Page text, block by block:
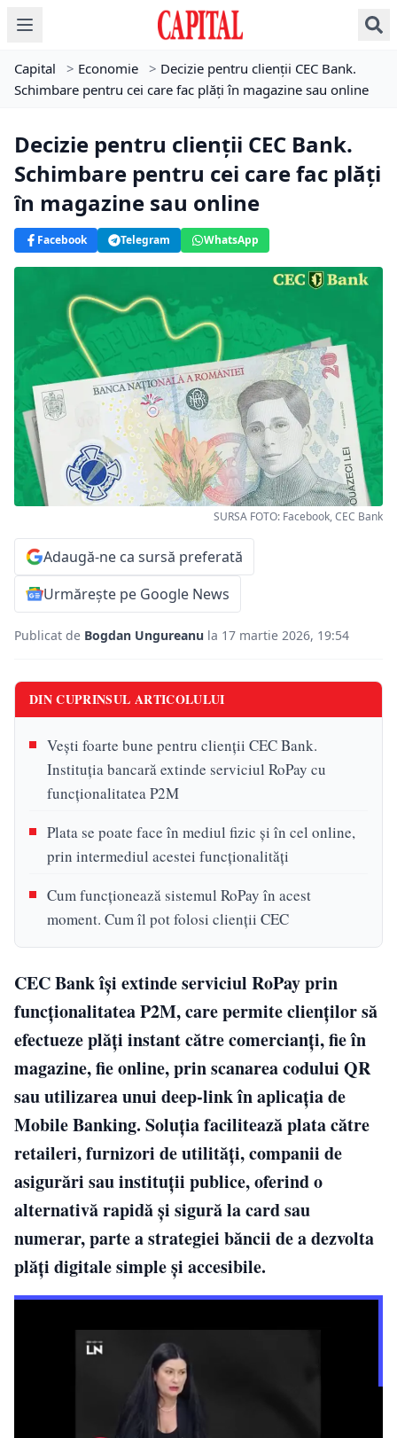
Capital > Economie > Decizie pentru clienții CEC Bank.
Schimbare pentru cei care fac plăți în magazine sau online
Decizie pentru clienții CEC Bank.
Schimbare pentru cei care fac plăți
în magazine sau online
Facebook Telegram WhatsApp
SURSA FOTO: Facebook, CEC Bank
Adaugă-ne ca sursă preferată
Urmărește pe Google News
Publicat de Bogdan Ungureanu la 17 martie 2026, 19:54
DIN CUPRINSUL ARTICOLULUI
Vești foarte bune pentru clienții CEC Bank.
Instituția bancară extinde serviciul RoPay cu
funcționalitatea P2M
Plata se poate face în mediul fizic și în cel online,
prin intermediul acestei funcționalități
Cum funcționează sistemul RoPay în acest
moment. Cum îl pot folosi clienții CEC
CEC Bank își extinde serviciul RoPay prin
funcționalitatea P2M, care permite clienților să
efectueze plăți instant către comercianți, fie în
magazine, fie online, prin scanarea codului QR
sau utilizarea unui deep-link în aplicația de
Mobile Banking. Soluția facilitează plata către
retaileri, furnizori de utilități, companii de
asigurări sau instituții publice, oferind o
alternativă rapidă și sigură la card sau
numerar, parte a strategiei băncii de a dezvolta
plăți digitale simple și accesibile.